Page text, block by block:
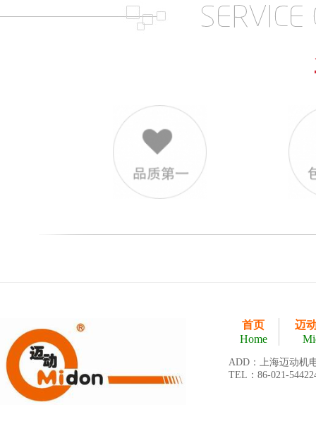
首页
Home
迈
ADD：上海迈动机
TEL：86-021-